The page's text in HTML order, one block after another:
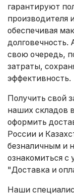
гарантируют
производителя
обеспечивая
долговечность.
свою очередь,
затраты,
эффективность.
Получить свой
наших складов
оформить
России и
безналичным и
ознакомиться с
"Доставка и
Наши